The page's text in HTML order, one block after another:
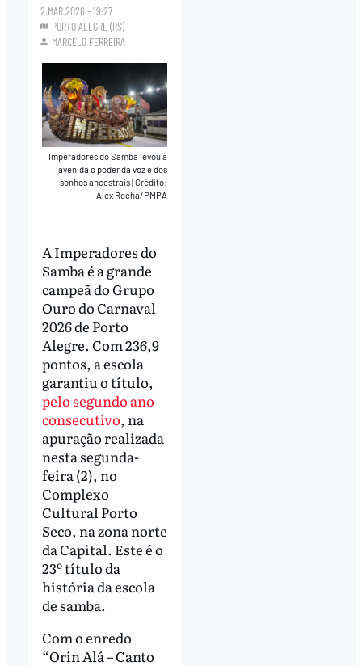
2.MAR.2026 - 19:27
PORTO ALEGRE (RS)
MARCELO FERREIRA
Imperadores do Samba levou à
avenida o poder da voz e dos
sonhos ancestrais|Crédito:
Alex Rocha/PMPA
A Imperadores do
Samba é a grande
campeã do Grupo
Ouro do Carnaval
2026 de Porto
Alegre. Com 236,9
pontos, a escola
garantiu o título,
pelo segundo ano
consecutivo, na
apuração realizada
nesta segunda-
feira (2), no
Complexo
Cultural Porto
Seco, na zona norte
da Capital. Este é o
23º título da
história da escola
de samba.
Com o enredo
“Orin Alá – Canto